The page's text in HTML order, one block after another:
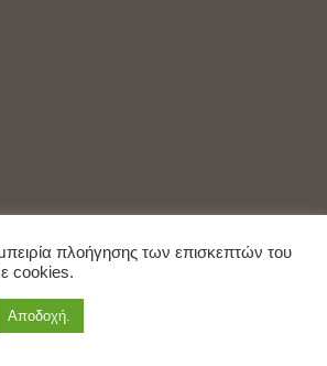
πλοήγησης των επισκεπτών του
cookies.
Αποδοχή.